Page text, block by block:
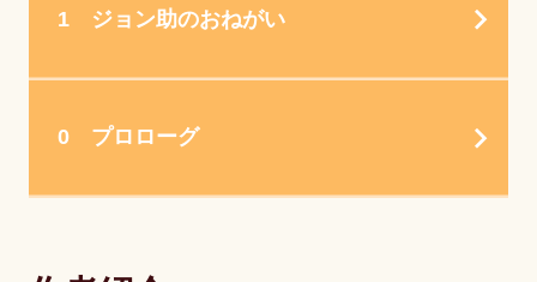
1 ジョン助のおねがい
0 プロローグ